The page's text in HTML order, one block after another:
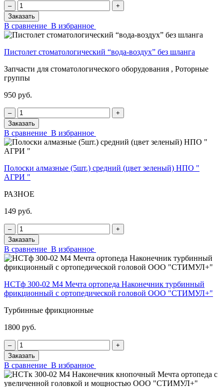
‒
+
Заказать
В сравнение В избранное
Пистолет стоматологический “вода-воздух” без шланга
Запчасти для стоматологического оборудования , Роторные
группы
950 руб.
‒
+
Заказать
В сравнение В избранное
Полоски алмазные (5шт.) средний (цвет зеленый) НПО "
АГРИ "
РАЗНОЕ
149 руб.
‒
+
Заказать
В сравнение В избранное
НСТф 300-02 М4 Мечта ортопеда Наконечник турбинный
фрикционный с ортопедической головой ООО "СТИМУЛ+"
Турбинные фрикционные
1800 руб.
‒
+
Заказать
В сравнение В избранное